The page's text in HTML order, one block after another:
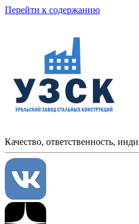
Перейти к содержанию
Качество, ответственность,